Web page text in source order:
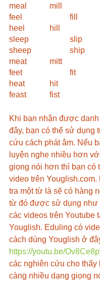
meal		mill
feel			fill
heel		hill
sleep		slip
sheep		ship
meat		mitt
feet			fit
heat		hit
feast		fist
Khi bạn nhận được
đây, bạn có thể sử dụng
cứu cách phát âm. Nếu
luyện nghe nhiều hơn
giọng nói hơn thì bạn có
video trên Youglish.com.
tra một từ là sẽ có hàng
từ đó được sử dụng như
các videos trên Youtube
Youglish. Eduling có
cách dùng Youglish ở
https://youtu.be/
các nghiên cứu cho thấy
càng nhiều dạng giọng